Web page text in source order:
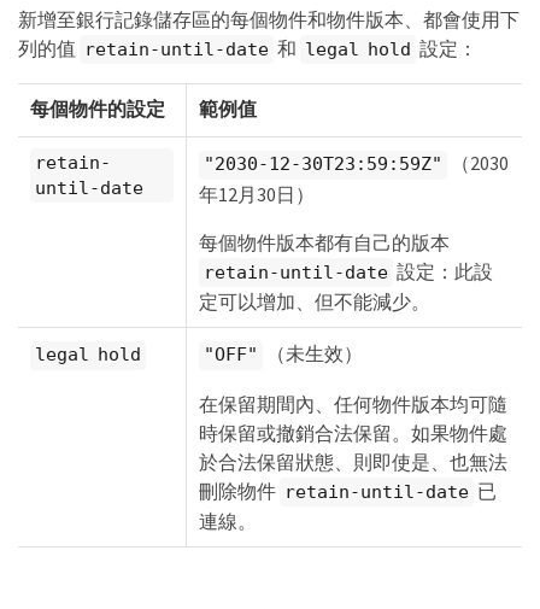
新增至銀行記錄儲存區的每個物件和物件版本、都會使用下
列的值 retain-until-date 和 legal hold 設定：
每個物件的設定 範例值
retain-
until-date
"2030-12-30T23:59:59Z"
（2030
年12月30日）
每個物件版本都有自己的版本
retain-until-date 設定：此設
定可以增加、但不能減少。
legal hold "OFF" （未生效）
在保留期間內、任何物件版本均可隨
時保留或撤銷合法保留。如果物件處
於合法保留狀態、則即使是、也無法
刪除物件 retain-until-date 已
連線。